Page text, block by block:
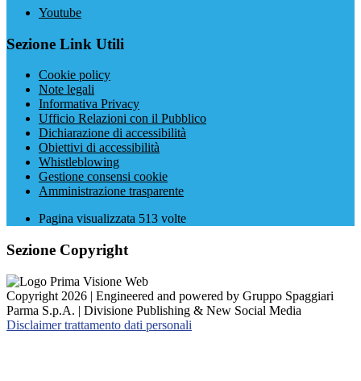
Youtube
Sezione Link Utili
Cookie policy
Note legali
Informativa Privacy
Ufficio Relazioni con il Pubblico
Dichiarazione di accessibilità
Obiettivi di accessibilità
Whistleblowing
Gestione consensi cookie
Amministrazione trasparente
Pagina visualizzata 513 volte
Sezione Copyright
Copyright 2026 | Engineered and powered by Gruppo Spaggiari
Parma S.p.A. | Divisione Publishing & New Social Media
Disclaimer trattamento dati personali